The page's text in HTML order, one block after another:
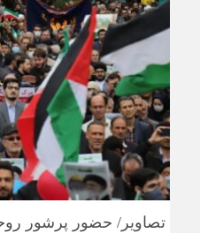
تصاویر/ حضور پرشور